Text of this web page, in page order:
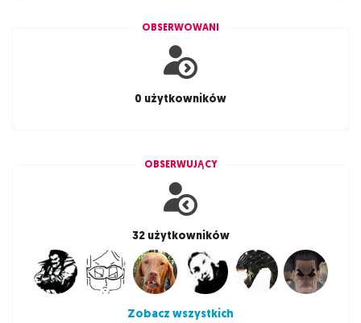
OBSERWOWANI
0 użytkowników
OBSERWUJĄCY
32 użytkowników
Zobacz wszystkich